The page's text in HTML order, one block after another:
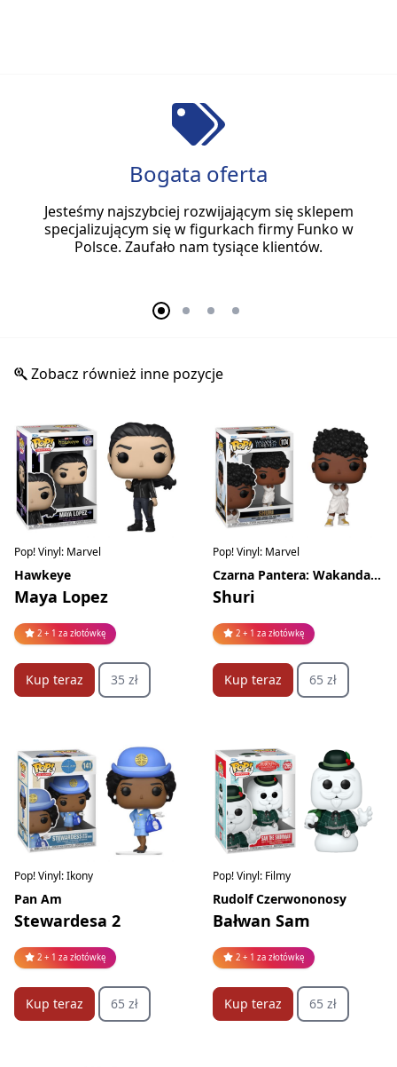
Bogata oferta
Jesteśmy najszybciej rozwijającym się sklepem
specjalizującym się w figurkach firmy Funko w
Polsce. Zaufało nam tysiące klientów.
Zobacz również inne pozycje
Pop! Vinyl: Marvel
Hawkeye
Maya Lopez
2 + 1 za złotówkę
Kup teraz 35 zł
Pop! Vinyl: Marvel
Czarna Pantera: Wakanda w moim sercu
Shuri
2 + 1 za złotówkę
Kup teraz 65 zł
Pop! Vinyl: Ikony
Pan Am
Stewardesa 2
2 + 1 za złotówkę
Kup teraz 65 zł
Pop! Vinyl: Filmy
Rudolf Czerwononosy
Bałwan Sam
2 + 1 za złotówkę
Kup teraz 65 zł